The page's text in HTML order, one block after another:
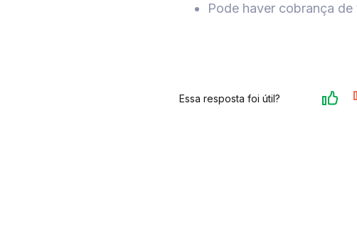
Pode haver cobrança
Essa resposta foi útil?